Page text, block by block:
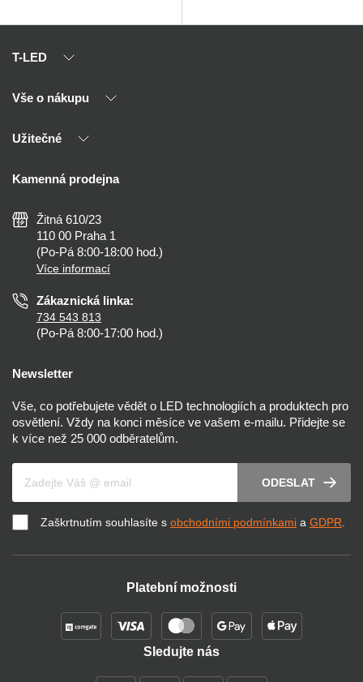
T-LED
O nás
Kontakty
Vše o nákupu
Výhody T-LED
Montáž
Nejčastější dotazy
Než koupíte
Osvětlení dle místnosti
Užitečné
Reklamace a vrácení
Zásady ochrany soukromí
Nastavení cookies
Prohlášení o přístupnosti
Kamenná prodejna
Žitná 610/23
110 00 Praha 1
(Po-Pá 8:00-18:00 hod.)
Více informací
Zákaznická linka:
734 543 813
(Po-Pá 8:00-17:00 hod.)
Newsletter
Vše, co potřebujete vědět o LED technologiích a produktech pro
osvětlení. Vždy na konci měsíce ve vašem e-mailu. Přidejte se
k více než 25 000 odběratelům.
ODESLAT
Zaškrtnutím souhlasíte s obchodními podmínkami a GDPR.
Platební možnosti
Sledujte nás